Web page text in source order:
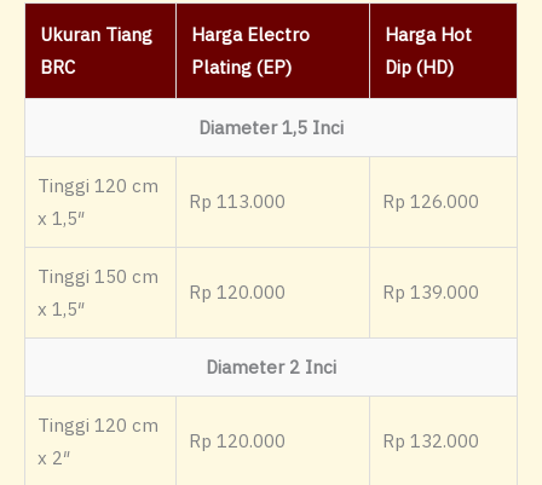
Ukuran Tiang
BRC
Harga Electro
Plating (EP)
Harga Hot
Dip (HD)
Diameter 1,5 Inci
Tinggi 120 cm
x 1,5″
Rp 113.000 Rp 126.000
Tinggi 150 cm
x 1,5″
Rp 120.000 Rp 139.000
Diameter 2 Inci
Tinggi 120 cm
x 2″
Rp 120.000 Rp 132.000